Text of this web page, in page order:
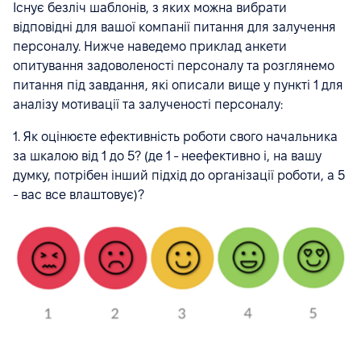
Існує безліч шаблонів, з яких можна вибрати
відповідні для вашої компанії питання для залучення
персоналу. Нижче наведемо приклад анкети
опитування задоволеності персоналу та розглянемо
питання під завдання, які описали вище у пункті 1 для
аналізу мотивації та залученості персоналу:
1. Як оцінюєте ефективність роботи свого начальника
за шкалою від 1 до 5? (де 1 - неефективно і, на вашу
думку, потрібен інший підхід до організації роботи, а 5
- вас все влаштовує)?